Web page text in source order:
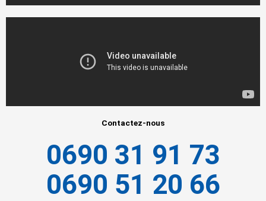
Contactez-nous
0690 31 91 73
0690 51 20 66